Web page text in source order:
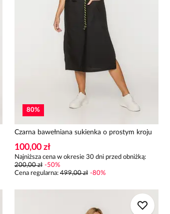
80%
Czarna bawełniana sukienka o prostym kroju
100,00 zł
Najniższa cena w okresie 30 dni przed obniżką:
200,00 zł -50%
Cena regularna: 499,00 zł -80%